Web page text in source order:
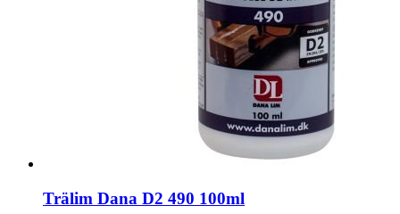
Trälim Dana D2 490 100ml